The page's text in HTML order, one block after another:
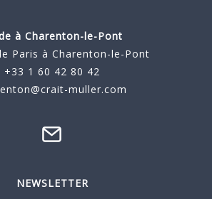
à Charenton-le-Pont
Paris à Charenton-le-Pont
+33 1 60 42 80 42
muller.com
NEWSLETTER